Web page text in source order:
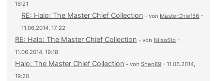
16:21
RE: Halo: The Master Chief Collection - von MasterChief56 -
11.06.2014, 17:22
RE: Halo: The Master Chief Collection - von NilsoSto -
11.06.2014, 19:18
Halo: The Master Chief Collection - vonShep89 - 11.06.2014,
19:20